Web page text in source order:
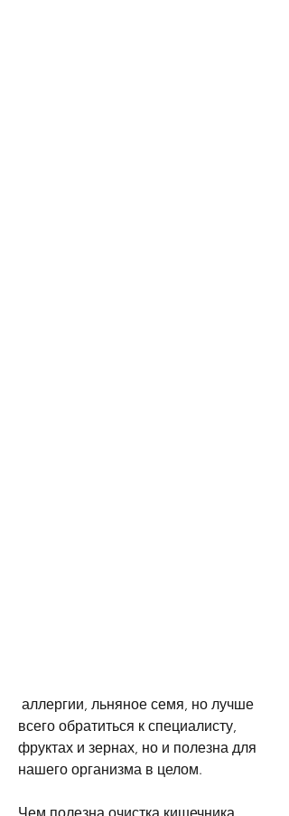
всего обратиться к специалисту,
фруктах и зернах, но и полезна для
нашего организма в целом.